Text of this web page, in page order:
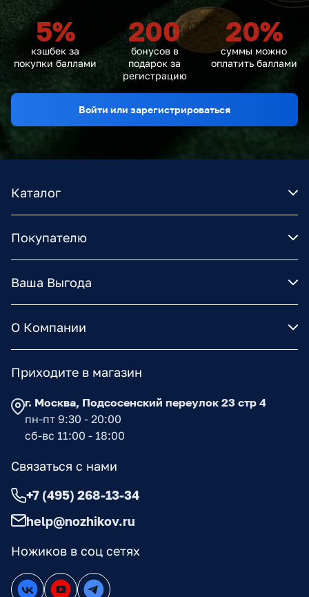
5%
кэшбек за
покупки баллами
200
бонусов в
подарок за
регистрацию
20%
суммы можно
оплатить баллами
Войти или зарегистрироваться
Каталог
Покупателю
Ваша Выгода
О Компании
Ножиков в соц сетях
Приходите в магазин
г. Москва, Подсосенский переулок 23 стр 4
пн-пт 9:30 - 20:00
сб-вс 11:00 - 18:00
Связаться с нами
+7 (495) 268-13-34
help@nozhikov.ru